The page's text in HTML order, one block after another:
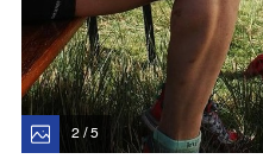
2 / 5